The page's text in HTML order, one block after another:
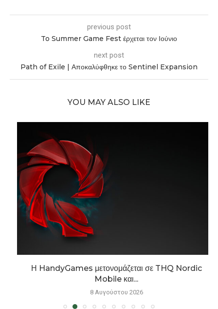
previous post
To Summer Game Fest έρχεται τον Ιούνιο
next post
Path of Exile | Αποκαλύφθηκε το Sentinel Expansion
YOU MAY ALSO LIKE
Η HandyGames μετονομάζεται σε THQ Nordic
Mobile και...
8 Αυγούστου 2026